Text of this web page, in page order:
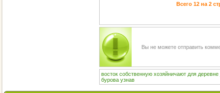
Всего 12 на 2
Вы не можете отправить
восток собственную хозяйничают для деревне
бурова узнав